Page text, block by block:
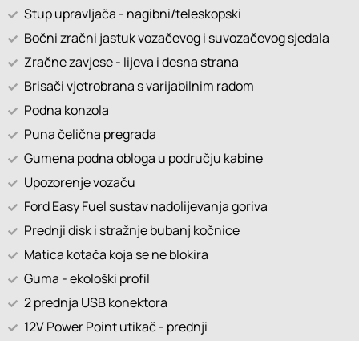
Stup upravljača - nagibni/teleskopski
Bočni zračni jastuk vozačevog i suvozačevog sjedala
Zračne zavjese - lijeva i desna strana
Brisači vjetrobrana s varijabilnim radom
Podna konzola
Puna čelična pregrada
Gumena podna obloga u području kabine
Upozorenje vozaču
Ford Easy Fuel sustav nadolijevanja goriva
Prednji disk i stražnje bubanj kočnice
Matica kotača koja se ne blokira
Guma - ekološki profil
2 prednja USB konektora
12V Power Point utikač - prednji